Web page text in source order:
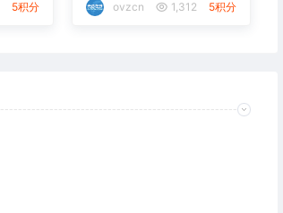
5积分 ovzcn 1,312 5积分